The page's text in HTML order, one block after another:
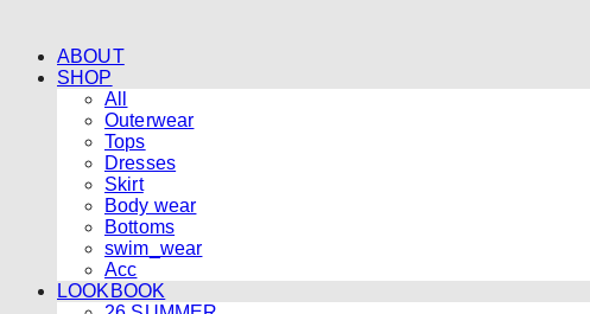
ABOUT
SHOP
All
Outerwear
Tops
Dresses
Skirt
Body wear
Bottoms
swim_wear
Acc
LOOKBOOK